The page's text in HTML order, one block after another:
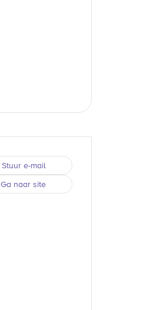
Stuur e-mail
Ga naar site